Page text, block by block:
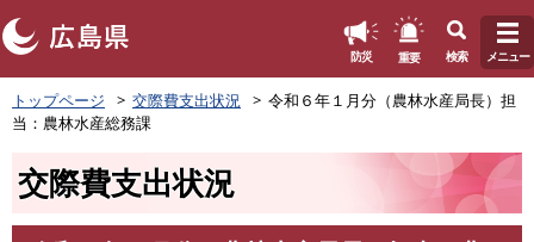
ペ
ー
ジ
防災 重要 検索 メニュー
トップページ 交際費支出状況
令和６年１月分（農林水産局長）担
当：農林水産総務課
交際費支出状況